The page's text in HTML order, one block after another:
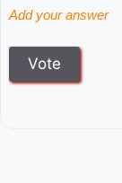
Add your answer